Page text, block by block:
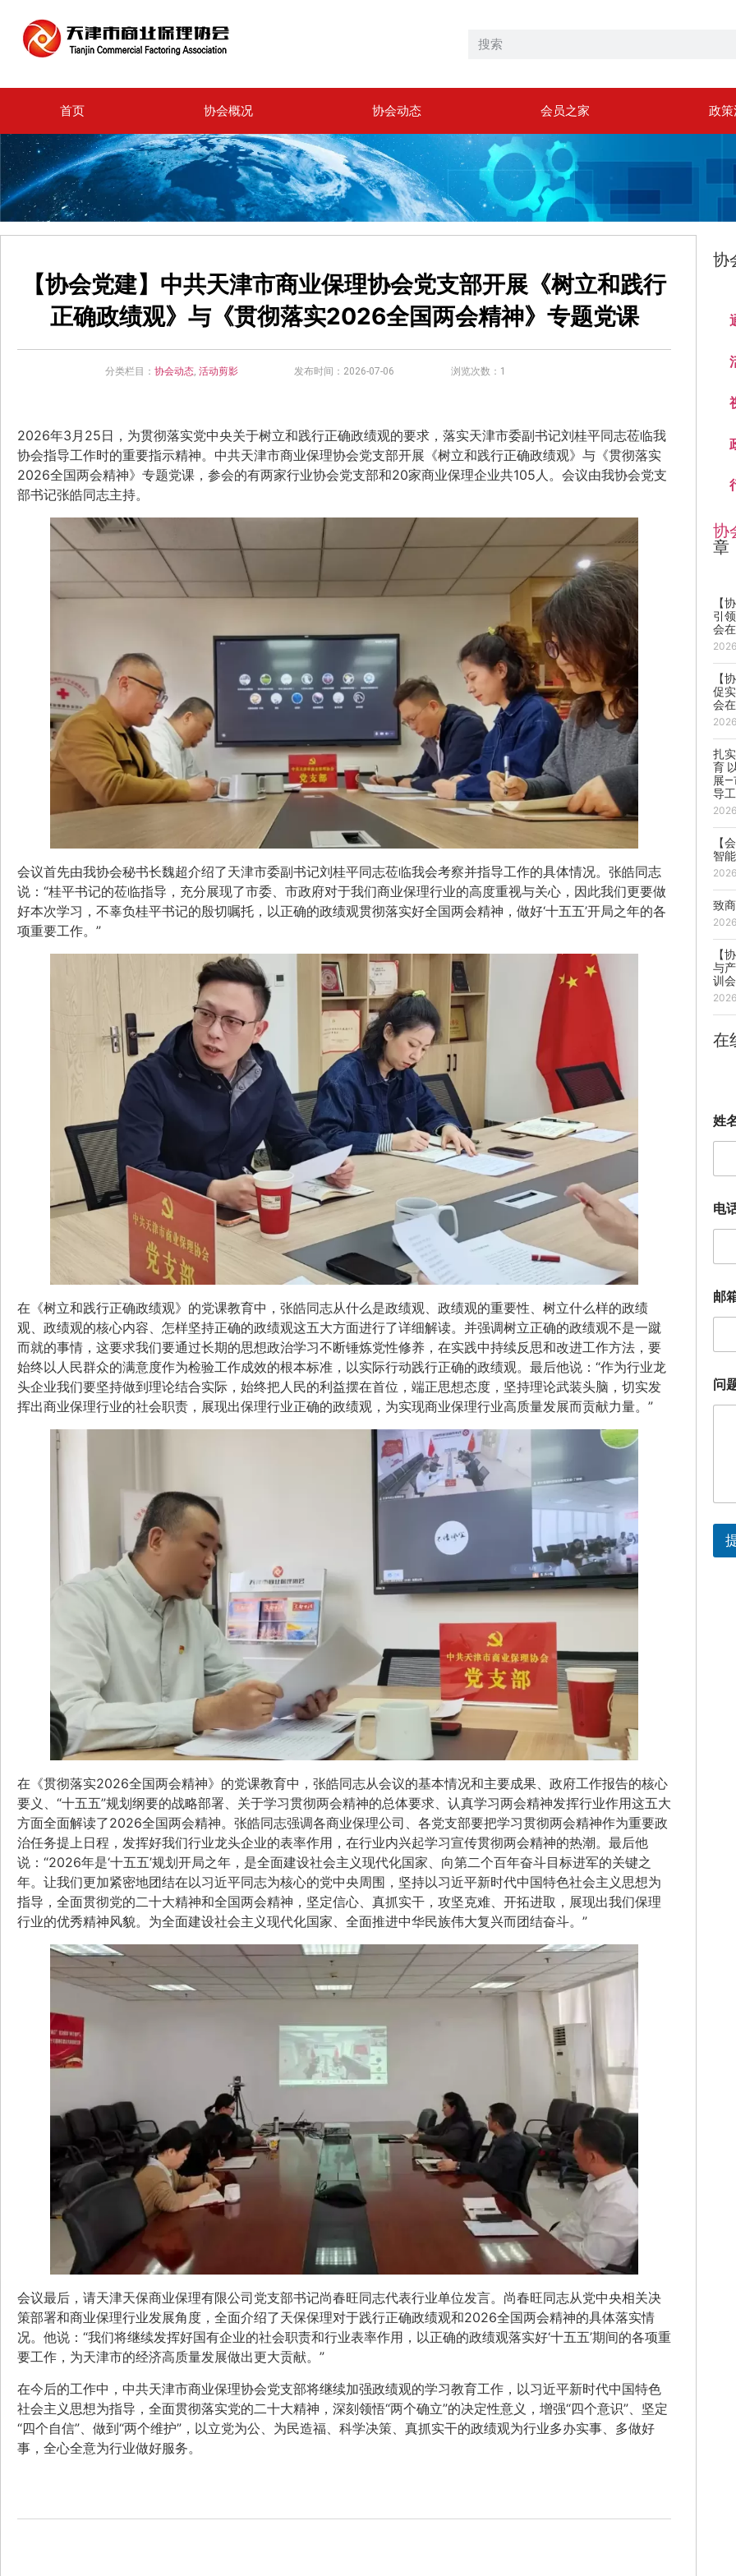
首页 协会概况 协会动态 会员之家 政
【协会党建】中共天津市商业保理协会党支部开展《树立和践行
正确政绩观》与《贯彻落实2026全国两会精神》专题党课
分类栏目： 协会动态, 活动剪影 发布时间：2026-07-06 浏览次数：1
2026年3月25日，为贯彻落实党中央关于树立和践行正确政绩观的要求，落实天津市委副书记刘桂平同志莅临我
协会指导工作时的重要指示精神。中共天津市商业保理协会党支部开展《树立和践行正确政绩观》与《贯彻落实
2026全国两会精神》专题党课，参会的有两家行业协会党支部和20家商业保理企业共105人。会议由我协会党支
部书记张皓同志主持。
会议首先由我协会秘书长魏超介绍了天津市委副书记刘桂平同志莅临我会考察并指导工作的具体情况。张皓同志
说：“桂平书记的莅临指导，充分展现了市委、市政府对于我们商业保理行业的高度重视与关心，因此我们更要做
好本次学习，不辜负桂平书记的殷切嘱托，以正确的政绩观贯彻落实好全国两会精神，做好‘十五五’开局之年的各
项重要工作。”
在《树立和践行正确政绩观》的党课教育中，张皓同志从什么是政绩观、政绩观的重要性、树立什么样的政绩
观、政绩观的核心内容、怎样坚持正确的政绩观这五大方面进行了详细解读。并强调树立正确的政绩观不是一蹴
而就的事情，这要求我们要通过长期的思想政治学习不断锤炼党性修养，在实践中持续反思和改进工作方法，要
始终以人民群众的满意度作为检验工作成效的根本标准，以实际行动践行正确的政绩观。最后他说：“作为行业龙
头企业我们要坚持做到理论结合实际，始终把人民的利益摆在首位，端正思想态度，坚持理论武装头脑，切实发
挥出商业保理行业的社会职责，展现出保理行业正确的政绩观，为实现商业保理行业高质量发展而贡献力量。”
在《贯彻落实2026全国两会精神》的党课教育中，张皓同志从会议的基本情况和主要成果、政府工作报告的核心
要义、“十五五”规划纲要的战略部署、关于学习贯彻两会精神的总体要求、认真学习两会精神发挥行业作用这五大
方面全面解读了2026全国两会精神。张皓同志强调各商业保理公司、各党支部要把学习贯彻两会精神作为重要政
治任务提上日程，发挥好我们行业龙头企业的表率作用，在行业内兴起学习宣传贯彻两会精神的热潮。最后他
说：“2026年是‘十五五’规划开局之年，是全面建设社会主义现代化国家、向第二个百年奋斗目标进军的关键之
年。让我们更加紧密地团结在以习近平同志为核心的党中央周围，坚持以习近平新时代中国特色社会主义思想为
指导，全面贯彻党的二十大精神和全国两会精神，坚定信心、真抓实干，攻坚克难、开拓进取，展现出我们保理
行业的优秀精神风貌。为全面建设社会主义现代化国家、全面推进中华民族伟大复兴而团结奋斗。”
会议最后，请天津天保商业保理有限公司党支部书记尚春旺同志代表行业单位发言。尚春旺同志从党中央相关决
策部署和商业保理行业发展角度，全面介绍了天保保理对于践行正确政绩观和2026全国两会精神的具体落实情
况。他说：“我们将继续发挥好国有企业的社会职责和行业表率作用，以正确的政绩观落实好‘十五五’期间的各项重
要工作，为天津市的经济高质量发展做出更大贡献。”
在今后的工作中，中共天津市商业保理协会党支部将继续加强政绩观的学习教育工作，以习近平新时代中国特色
社会主义思想为指导，全面贯彻落实党的二十大精神，深刻领悟“两个确立”的决定性意义，增强“四个意识”、坚定
“四个自信”、做到“两个维护”，以立党为公、为民造福、科学决策、真抓实干的政绩观为行业多办实事、多做好
事，全心全意为行业做好服务。
协
协
章
【
引
会
【
促
会
扎
育
展—
导
【
智
致
【
与
训
在
姓
题
描
邮
箱
（
填
电
邮
问